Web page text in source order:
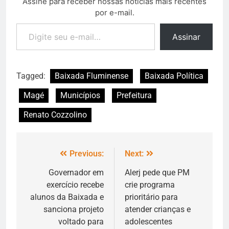
por e-mail.
Assinar
Tagged: Baixada Fluminense
Baixada Política
Magé
Municípios
Prefeitura
Renato Cozzolino
Previous:
Governador em
exercício recebe
alunos da Baixada e
sanciona projeto
voltado para
Next:
Alerj pede que PM
crie programa
prioritário para
atender crianças e
adolescentes